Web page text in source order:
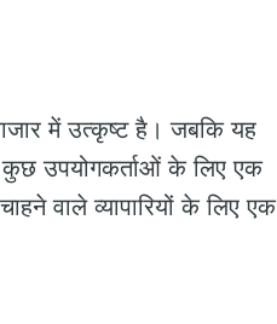
में उत्कृष्ट है। जबकि यह
कुछ उपयोगकर्ताओं के लिए एक
वाले व्यापारियों के लिए एक